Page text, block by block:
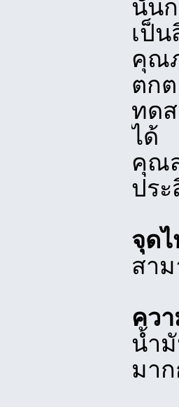
นั้น
เป็
คุณ
ตก
ทด
ได้
คุณ
ปร
จุด
สา
คว
น้ำ
มา